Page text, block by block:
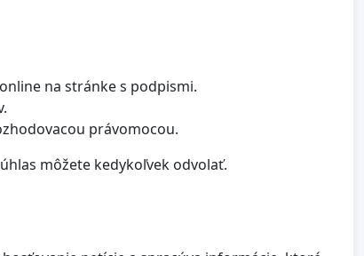
na stránke s podpismi.
právomocou.
môžete kedykoľvek odvolať.